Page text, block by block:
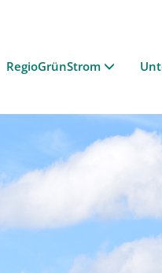
RegioGrünStrom